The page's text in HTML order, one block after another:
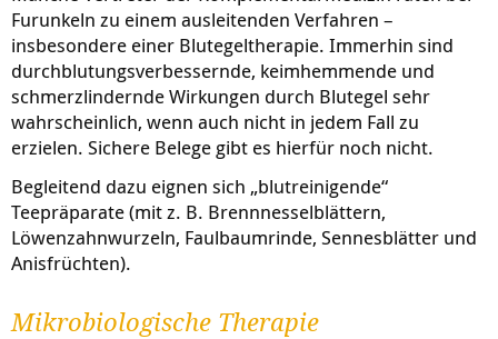
Furunkeln zu einem ausleitenden Verfahren –
insbesondere einer Blutegeltherapie. Immerhin sind
durchblutungsverbessernde, keimhemmende und
schmerzlindernde Wirkungen durch Blutegel sehr
wahrscheinlich, wenn auch nicht in jedem Fall zu
erzielen. Sichere Belege gibt es hierfür noch nicht.
Begleitend dazu eignen sich „blutreinigende“
Teepräparate (mit z. B. Brennnesselblättern,
Löwenzahnwurzeln, Faulbaumrinde, Sennesblätter und
Anisfrüchten).
Mikrobiologische Therapie